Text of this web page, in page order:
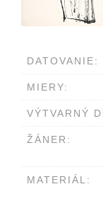
DATOVANIE:
MIERY:
VÝTVARNÝ
ŽÁNER:
MATERIÁL: